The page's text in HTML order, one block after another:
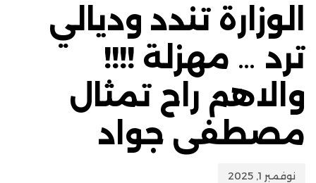
الوزارة تندد وديالي
ترد … مهزلة !!!!
والاهم راح تمثال
مصطفى جواد
نوفمبر 1, 2025